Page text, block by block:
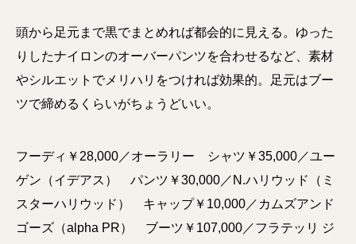
頭から足元まで黒でまとめれば都会的に見える。ゆった
りしたナイロンのオーバーパンツを合わせるなど、素材
やシルエットでメリハリをつければ効果的。足元はブー
ツで締めるくらいがちょうどいい。
フーディ￥28,000／オーラリー シャツ￥35,000／ユー
ゲン（イデアス） パンツ￥30,000／N.ハリウッド（ミ
スターハリウッド） キャップ￥10,000／カムズアンド
ゴーズ（alpha PR） ブーツ￥107,000／フラテッリ ジ